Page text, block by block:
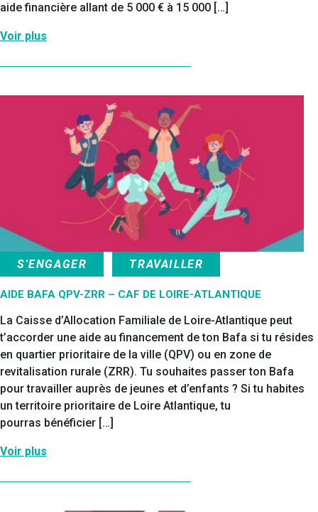
aide financière allant de 5 000 € à 15 000 […]
Voir plus
S'ENGAGER TRAVAILLER
AIDE BAFA QPV-ZRR – CAF DE LOIRE-ATLANTIQUE
La Caisse d’Allocation Familiale de Loire-Atlantique peut
t’accorder une aide au financement de ton Bafa si tu résides
en quartier prioritaire de la ville (QPV) ou en zone de
revitalisation rurale (ZRR). Tu souhaites passer ton Bafa
pour travailler auprès de jeunes et d’enfants ? Si tu habites
un territoire prioritaire de Loire Atlantique, tu
pourras bénéficier […]
Voir plus